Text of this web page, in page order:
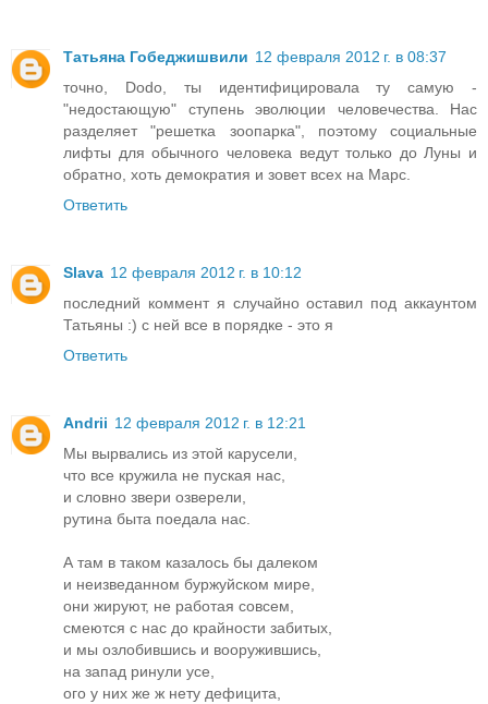
Татьяна Гобеджишвили 12 февраля 2012 г. в 08:37
точно, Dodo, ты идентифицировала ту самую -
"недостающую" ступень эволюции человечества. Нас
разделяет "решетка зоопарка", поэтому социальные
лифты для обычного человека ведут только до Луны и
обратно, хоть демократия и зовет всех на Марс.
Ответить
Slava 12 февраля 2012 г. в 10:12
последний коммент я случайно оставил под аккаунтом
Татьяны :) с ней все в порядке - это я
Ответить
Andrii 12 февраля 2012 г. в 12:21
Мы вырвались из этой карусели,
что все кружила не пуская нас,
и словно звери озверели,
рутина быта поедала нас.
А там в таком казалось бы далеком
и неизведанном буржуйском мире,
они жируют, не работая совсем,
смеются с нас до крайности забитых,
и мы озлобившись и вооружившись,
на запад ринули усе,
ого у них же ж нету дефицита,